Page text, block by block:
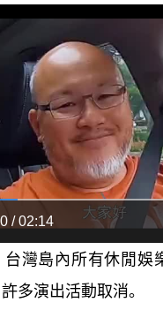
/ 02:14
島內所有休閒娛
多演出活動取消。